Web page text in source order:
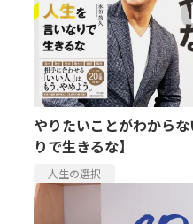
やりたいことがわから
りで生きるな】
人生の選択